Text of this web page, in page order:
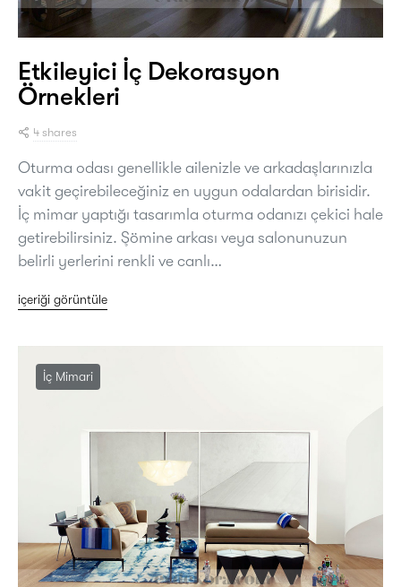
Etkileyici İç Dekorasyon
Örnekleri
4 shares
Oturma odası genellikle ailenizle ve arkadaşlarınızla
vakit geçirebileceğiniz en uygun odalardan birisidir.
İç mimar yaptığı tasarımla oturma odanızı çekici hale
getirebilirsiniz. Şömine arkası veya salonunuzun
belirli yerlerini renkli ve canlı…
içeriği görüntüle
İç Mimari